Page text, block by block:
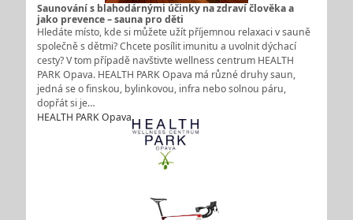
Saunování s blahodárnými účinky na zdraví člověka a
jako prevence – sauna pro děti
Hledáte místo, kde si můžete užít příjemnou relaxaci v sauně
společně s dětmi? Chcete posílit imunitu a uvolnit dýchací
cesty? V tom případě navštivte wellness centrum HEALTH
PARK Opava. HEALTH PARK Opava má různé druhy saun,
jedná se o finskou, bylinkovou, infra nebo solnou páru,
dopřát si je…
HEALTH PARK Opava